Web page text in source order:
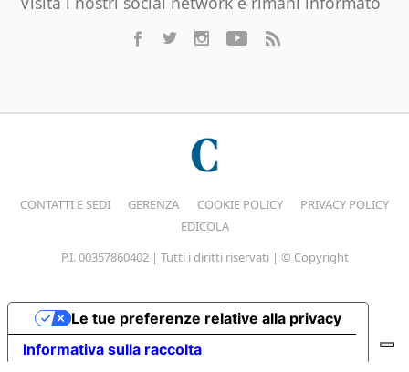
CONTATTI E SEDI GERENZA COOKIE POLICY
PRIVACY POLICY
EDICOLA
P.I. 00357860402 | Tutti i diritti riservati | © Copyright
Informativa sulla raccolta
Le tue preferenze relative alla privacy